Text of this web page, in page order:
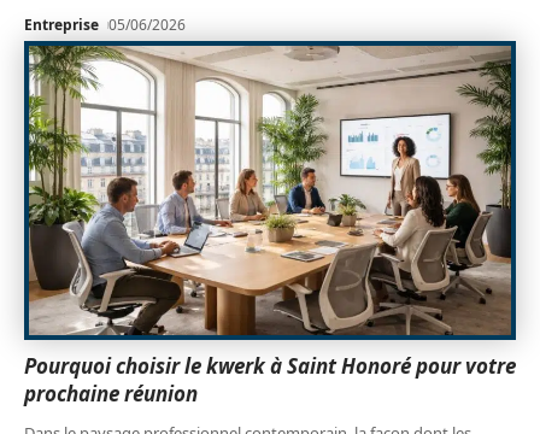
Entreprise 05/06/2026
Pourquoi choisir le kwerk à Saint Honoré pour votre
prochaine réunion